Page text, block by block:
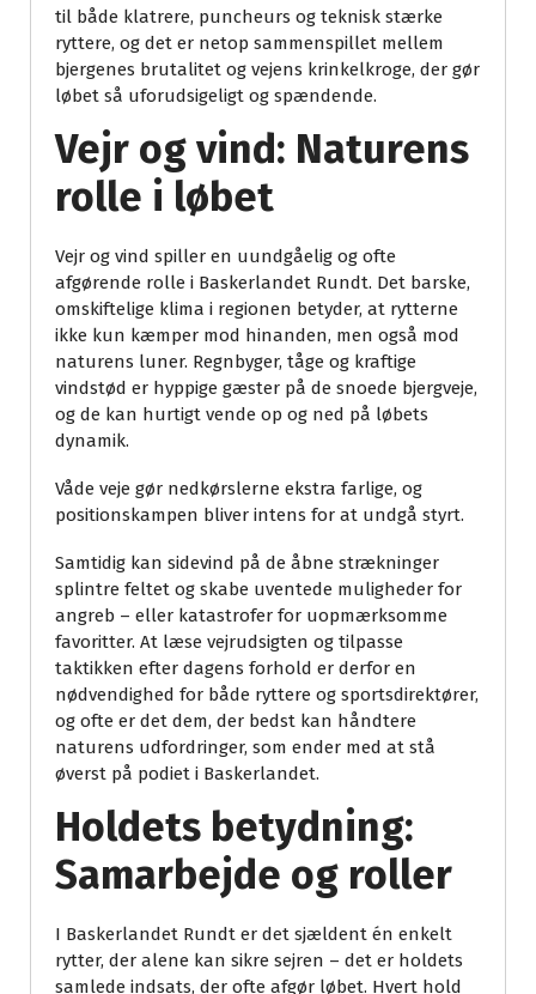
til både klatrere, puncheurs og teknisk stærke
ryttere, og det er netop sammenspillet mellem
bjergenes brutalitet og vejens krinkelkroge, der gør
løbet så uforudsigeligt og spændende.
Vejr og vind: Naturens
rolle i løbet
Vejr og vind spiller en uundgåelig og ofte
afgørende rolle i Baskerlandet Rundt. Det barske,
omskiftelige klima i regionen betyder, at rytterne
ikke kun kæmper mod hinanden, men også mod
naturens luner. Regnbyger, tåge og kraftige
vindstød er hyppige gæster på de snoede bjergveje,
og de kan hurtigt vende op og ned på løbets
dynamik.
Våde veje gør nedkørslerne ekstra farlige, og
positionskampen bliver intens for at undgå styrt.
Samtidig kan sidevind på de åbne strækninger
splintre feltet og skabe uventede muligheder for
angreb – eller katastrofer for uopmærksomme
favoritter. At læse vejrudsigten og tilpasse
taktikken efter dagens forhold er derfor en
nødvendighed for både ryttere og sportsdirektører,
og ofte er det dem, der bedst kan håndtere
naturens udfordringer, som ender med at stå
øverst på podiet i Baskerlandet.
Holdets betydning:
Samarbejde og roller
I Baskerlandet Rundt er det sjældent én enkelt
rytter, der alene kan sikre sejren – det er holdets
samlede indsats, der ofte afgør løbet. Hvert hold